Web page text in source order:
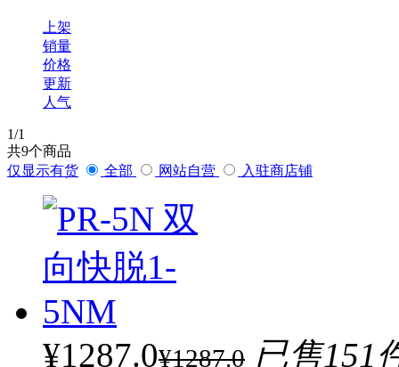
上架
销量
价格
更新
人气
1/1
共9个商品
仅显示有货
全部 网站自营 入驻商店铺
¥1287.0¥1287.0 已售151